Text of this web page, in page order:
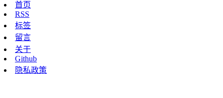
首页
RSS
标签
留言
关于
Github
隐私政策